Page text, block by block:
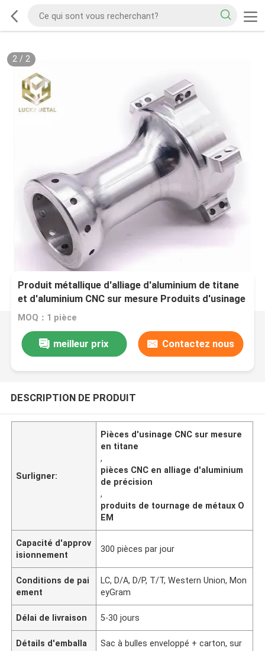
2/ 2
Produit métallique d'alliage d'aluminium de titane
et d'aluminium CNC sur mesure Produits d'usinage
de métaux de précision
MOQ：1 pièce
meilleur prix Contactez nous
DESCRIPTION DE PRODUIT
Surligner:
Pièces d'usinage CNC sur mesure
en titane
,
pièces CNC en alliage d'aluminium
de précision
,
produits de tournage de métaux O
EM
Capacité d'approv
isionnement
300 pièces par jour
Conditions de pai
ement
LC, D/A, D/P, T/T, Western Union, Mon
eyGram
Délai de livraison 5-30 jours
Détails d'emballa
Sac à bulles enveloppé + carton, sur